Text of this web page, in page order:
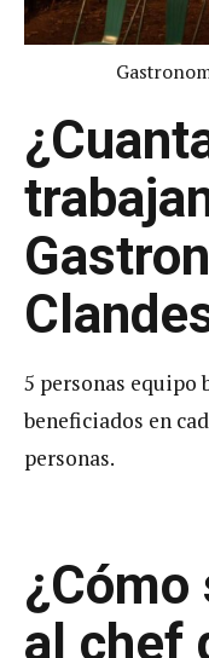
¿
5 personas equipo
beneficiados en
personas.
al chef